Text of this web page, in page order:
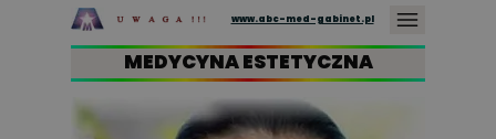
www.abc-med-gabinet.pl
MEDYCYNA ESTETYCZNA